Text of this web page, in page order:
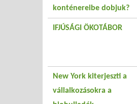
konténereibe dobjuk?
IFJÚSÁGI ÖKOTÁBOR
New York kiterjeszti a
vállalkozásokra a